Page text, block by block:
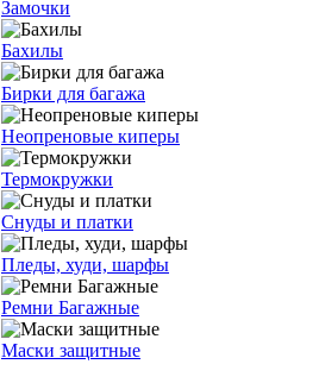
Замочки
Бахилы
Бирки для багажа
Неопреновые киперы
Термокружки
Снуды и платки
Пледы, худи, шарфы
Ремни Багажные
Маски защитные